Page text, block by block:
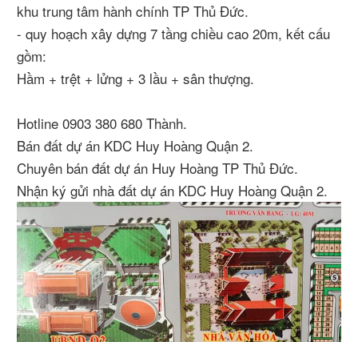
khu trung tâm hành chính TP Thủ Đức.
- quy hoạch xây dựng 7 tầng chiều cao 20m, kết cấu
gồm:
Hầm + trệt + lửng + 3 lầu + sân thượng.
Hotline 0903 380 680 Thành.
Bán đất dự án KDC Huy Hoàng Quận 2.
Chuyên bán đất dự án Huy Hoàng TP Thủ Đức.
Nhận ký gửi nhà đất dự án KDC Huy Hoàng Quận 2.